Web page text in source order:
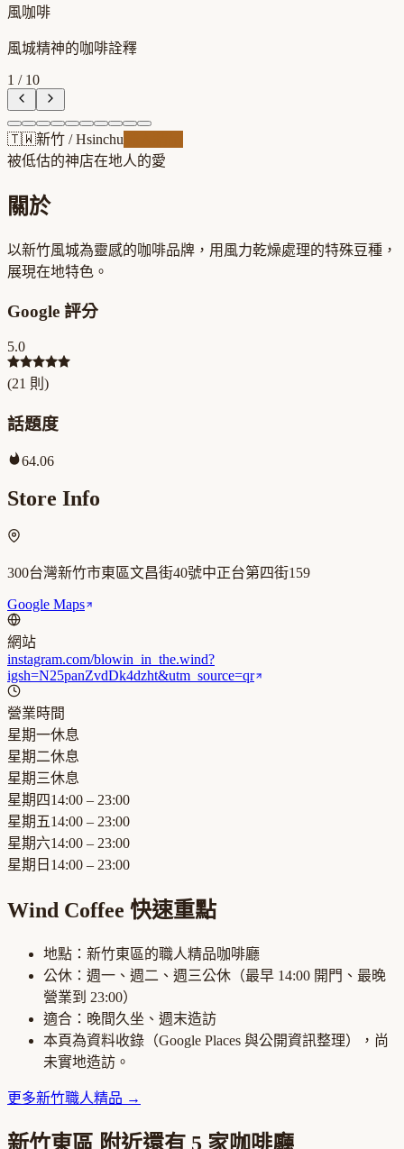
風咖啡
風城精神的咖啡詮釋
1 / 10
🇹🇼新竹 /Hsinchu
被低估的神店在地人的愛
關於
以新竹風城為靈感的咖啡品牌，用風力乾燥處理的特殊豆種，
展現在地特色。
Google 評分
5.0
(21 則)
話題度
64.06
Store Info
300台灣新竹市東區文昌街40號中正台第四街159
Google Maps
網站
instagram.com/blowin_in_the.wind?
igsh=N25panZvdDk4dzht&utm_source=qr
營業時間
星期一休息
星期二休息
星期三休息
星期四14:00 – 23:00
星期五14:00 – 23:00
星期六14:00 – 23:00
星期日 14:00 – 23:00
Wind Coffee 快速重點
地點： 新竹東區的職人精品咖啡廳
公休： 週一、週二、週三公休 （最早 14:00 開門、最晚
營業到 23:00）
適合： 晚間久坐、週末造訪
本頁為資料收錄（Google Places 與公開資訊整理），尚
未實地造訪。
更多新竹職人精品 →
新竹東區 附近還有 5 家咖啡廳